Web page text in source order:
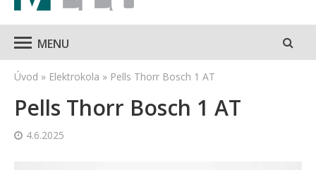
MENU
Úvod » Elektrokola » Pells Thorr Bosch 1 AT
Pells Thorr Bosch 1 AT
4.6.2025